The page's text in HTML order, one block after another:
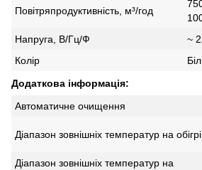
Повітряпродуктивність, м³/год
Напруга, В/Гц/Ф
~
Колір
Додаткова інформація:
Автоматичне очищення
Діапазон зовнішніх температур на
Діапазон зовнішніх температур на